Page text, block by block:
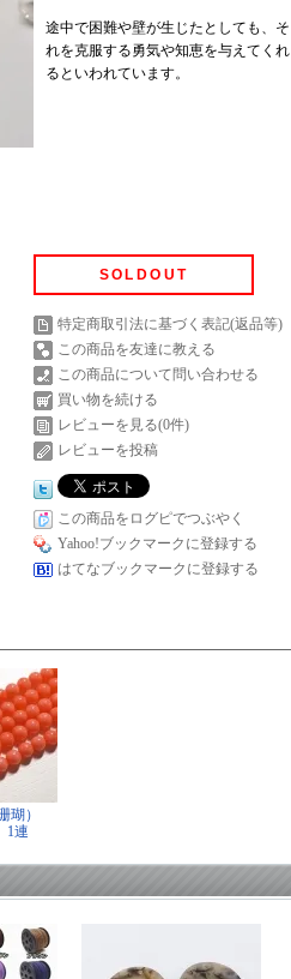
途中で困難や壁が生じたとしても、そ
れを克服する勇気や知恵を与えてくれ
るといわれています。
SOLDOUT
特定商取引法に基づく表記(返品等)
この商品を友達に教える
この商品について問い合わせる
買い物を続ける
レビューを見る(0件)
レビューを投稿
この商品をログピでつぶやく
Yahoo!ブックマークに登録する
はてなブックマークに登録する
瑚）
1連